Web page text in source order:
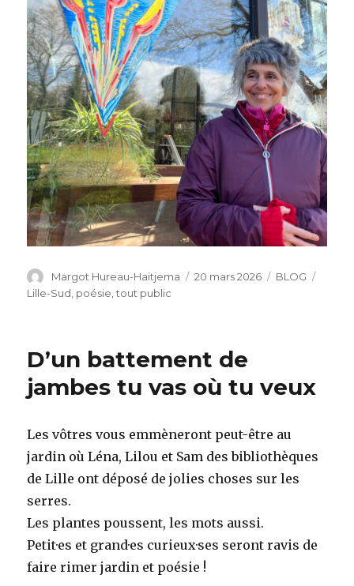
Auteur
Margot Hureau-Haitjema
Publié
20 mars 2026 Catégories
BLOG
Lille-Sud poésie ,tout public
D’un battement de
jambes tu vas où tu veux
Les vôtres vous emmèneront peut-être au
jardin où Léna, Lilou et Sam des bibliothèques
de Lille ont déposé de jolies choses sur les
serres.
Les plantes poussent, les mots aussi.
Petit·es et grand·es curieux·ses seront ravis de
faire rimer jardin et poésie !